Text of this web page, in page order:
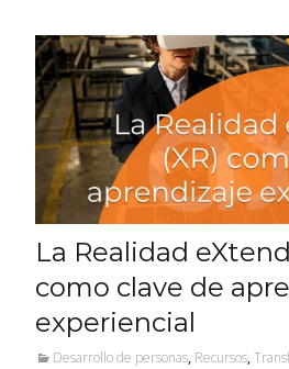
La Realidad
como clave de
experiencial
Desarrollo de personas, Recursos,